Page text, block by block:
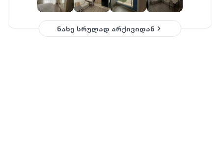
ნახე სრულად არქივიდან